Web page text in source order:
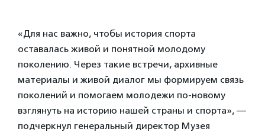
«Для нас важно, чтобы история спорта
оставалась живой и понятной молодому
поколению. Через такие встречи, архивные
материалы и живой диалог мы формируем связь
поколений и помогаем молодежи по-новому
взглянуть на историю нашей страны и спорта», —
подчеркнул генеральный директор Музея